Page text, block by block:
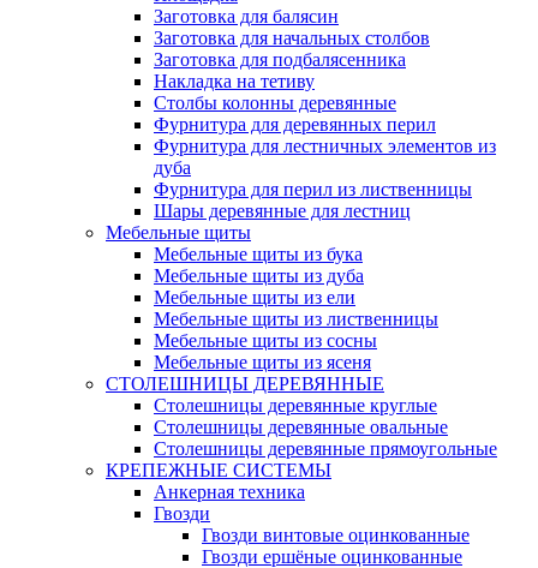
Заготовка для балясин
Заготовка для начальных столбов
Заготовка для подбалясенника
Накладка на тетиву
Столбы колонны деревянные
Фурнитура для деревянных перил
Фурнитура для лестничных элементов из
дуба
Фурнитура для перил из лиственницы
Шары деревянные для лестниц
Мебельные щиты
Мебельные щиты из бука
Мебельные щиты из дуба
Мебельные щиты из ели
Мебельные щиты из лиственницы
Мебельные щиты из сосны
Мебельные щиты из ясеня
СТОЛЕШНИЦЫ ДЕРЕВЯННЫЕ
Столешницы деревянные круглые
Столешницы деревянные овальные
Столешницы деревянные прямоугольные
КРЕПЕЖНЫЕ СИСТЕМЫ
Анкерная техника
Гвозди
Гвозди винтовые оцинкованные
Гвозди ершёные оцинкованные